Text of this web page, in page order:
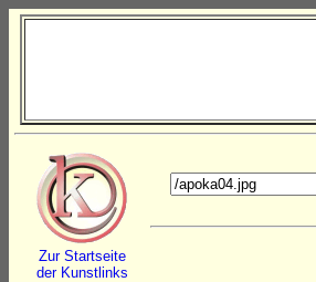
Zur Startseite
der Kunstlinks